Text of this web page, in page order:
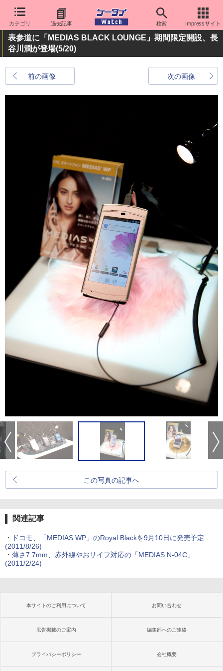
カテゴリ 過去記事 検索 Impressサイト
表参道に「MEDIAS BLACK LOUNGE」期間限定開設、長
谷川潤が登場(5/20)
前の画像 次の画像
この写真の記事へ
関連記事
・
ドコモ、「MEDIAS WP」のRoyal Blackを9月10日に発売予定
(2011/8/26)
・ 薄さ7.7mm、赤外線やおサイフ対応の「MEDIAS N-04C」
(2011/2/24)
本サイトのご利用について お問い合わせ
広告掲載のご案内 編集部へのご連絡
プライバシーポリシー 会社概要